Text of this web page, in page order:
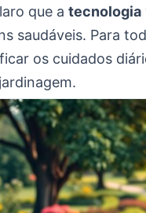
que a tecnologia
saudáveis. Para
os cuidados